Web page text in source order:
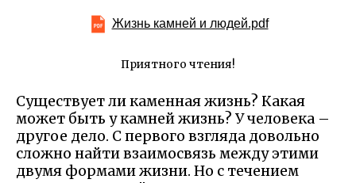
Жизнь камней и людей.pdf
Приятного чтения!
Существует ли каменная жизнь? Какая
может быть у камней жизнь? У человека –
другое дело. С первого взгляда довольно
сложно найти взаимосвязь между этими
двумя формами жизни. Но с течением